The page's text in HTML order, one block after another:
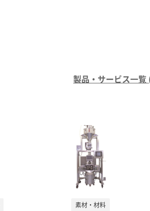
製品・サービス一覧
素材・材料